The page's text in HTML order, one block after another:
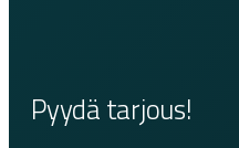
Pyydä tarjous!